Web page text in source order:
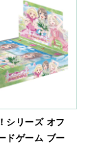
シリーズ オフ
ドゲーム ブー